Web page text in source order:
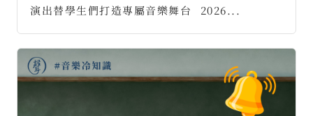
演出替學生們打造專屬音樂舞台⠀2026...